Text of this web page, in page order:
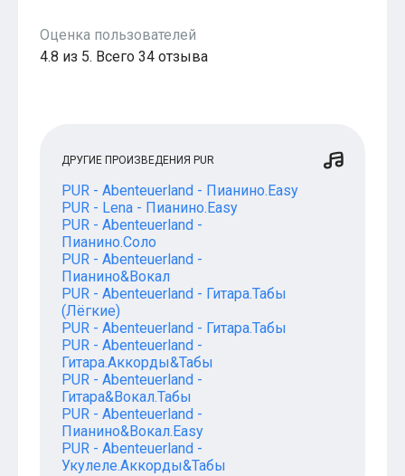
БесплатныеОценка пользователей
4.8 из 5. Всего 34 отзыва
ДРУГИЕ ПРОИЗВЕДЕНИЯ PUR
PUR - Abenteuerland - Пианино.Easy
PUR - Lena - Пианино.Easy
PUR - Abenteuerland -
Пианино.Соло
PUR - Abenteuerland -
Пианино&Вокал
PUR - Abenteuerland - Гитара.Табы
(Лёгкие)
PUR - Abenteuerland - Гитара.Табы
PUR - Abenteuerland -
Гитара.Аккорды&Табы
PUR - Abenteuerland -
Гитара&Вокал.Табы
PUR - Abenteuerland -
Пианино&Вокал.Easy
PUR - Abenteuerland -
Укулеле.Аккорды&Табы